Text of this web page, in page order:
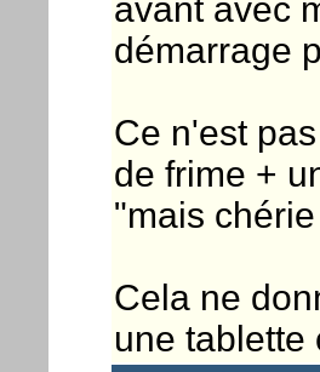
avant avec
démarrage
Ce n'est
de frime +
"mais
Cela ne
une tablette